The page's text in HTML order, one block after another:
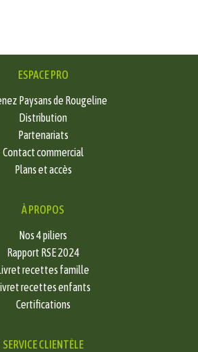
ESPACE PRO
Paysans de Rougeline
Distribution
Partenariats
Contact commercial
Plans et accès
À PROPOS
Nos 4 piliers
Rapport RSE 2024
recettes famille
recettes enfants
Certifications
SERVICE CLIENTÈLE